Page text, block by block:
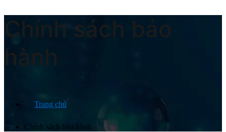
Chính sách bảo
hành
Trang chủ
Chính sách bảo hành